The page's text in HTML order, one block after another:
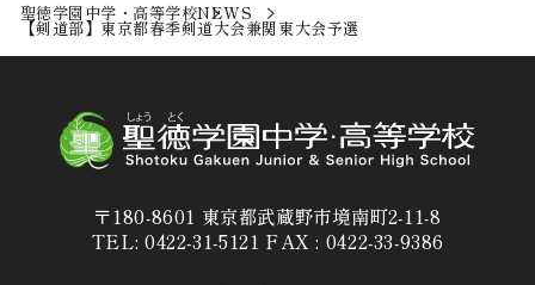
聖徳学園中学・高等学校NEWS
【剣道部】東京都春季剣道大会兼関東大会予選
〒180-8601 東京都武蔵野市境南町2-11-8
TEL: 0422-31-5121 FAX : 0422-33-9386